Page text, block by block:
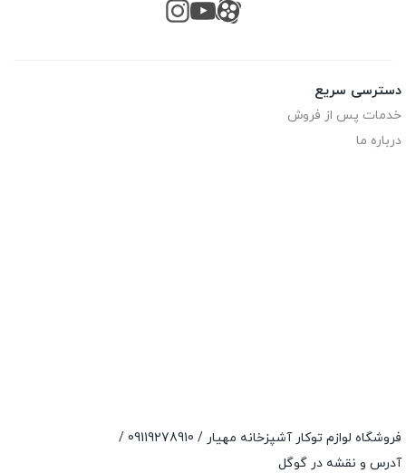
دسترسی سریع
خدمات پس از فروش
درباره ما
فروشگاه لوازم توکار آشپزخانه مهیار / 09119278910
/
آدرس و نقشه در گوگل